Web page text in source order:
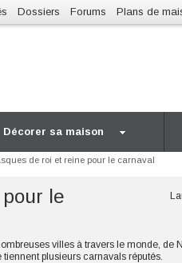
Dossiers Forums Plans de
Décorer sa maison
de roi et reine pour le carnaval
le
villes à travers le monde, de
plusieurs carnavals réputés.